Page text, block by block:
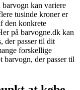
barvogn kan variere
tusinde kroner er
den konkrete
på barvogne.dk kan
der passer til dit
forskellige
barvogn, der passer til